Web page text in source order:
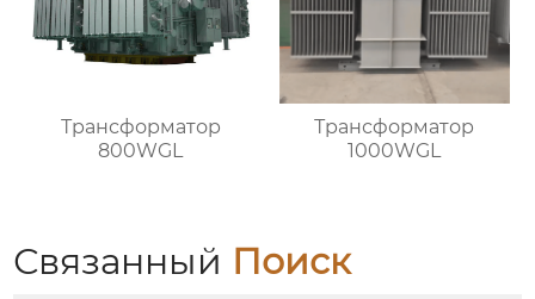
Трансформатор
800WGL
Трансформатор
1000WGL
Связанный Поиск